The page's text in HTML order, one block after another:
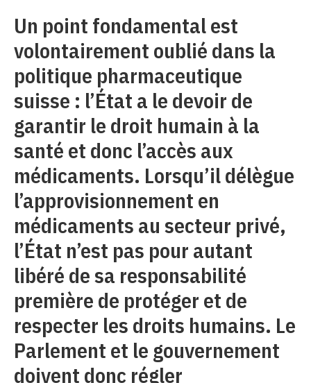
Un point fondamental est
volontairement oublié dans la
politique pharmaceutique
suisse : l’État a le devoir de
garantir le droit humain à la
santé et donc l’accès aux
médicaments. Lorsqu’il délègue
l’approvisionnement en
médicaments au secteur privé,
l’État n’est pas pour autant
libéré de sa responsabilité
première de protéger et de
respecter les droits humains. Le
Parlement et le gouvernement
doivent donc régler